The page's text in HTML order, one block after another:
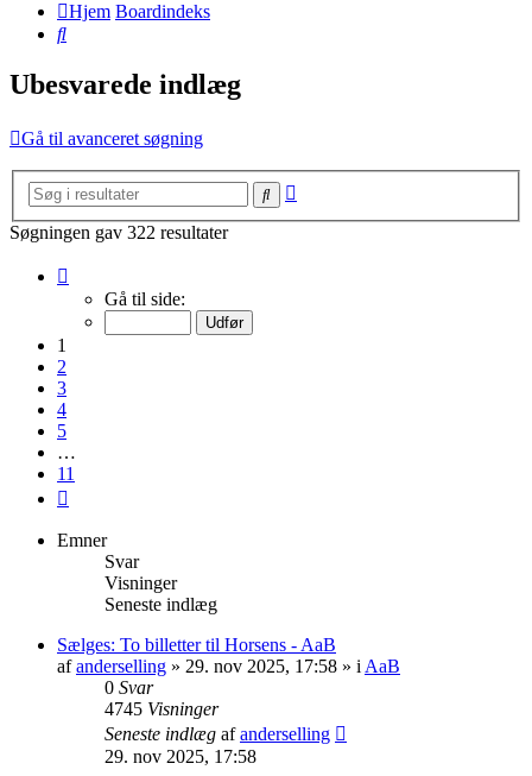
Hjem Boardindeks
Søg
Ubesvarede indlæg
Gå til avanceret søgning
Søg
Søgningen gav 322 resultater
Gå til side:
1
2
3
4
5
…
11
Emner
Svar
Visninger
Seneste indlæg
Sælges: To billetter til Horsens - AaB
afanderselling » 29. nov 2025, 17:58 » i AaB
0 Svar
4745 Visninger
Seneste indlæg afanderselling
29. nov 2025, 17:58